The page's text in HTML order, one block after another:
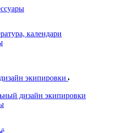
календари
экипировки
дизайн экипировки